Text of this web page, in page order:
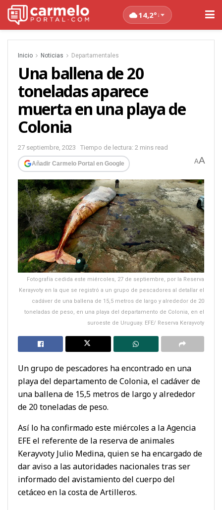
14,2°↓
Inicio Noticias Departamentales
Una ballena de 20
toneladas aparece
muerta en una playa de
Colonia
27 septiembre, 2023 Tiempo de lectura: 2 mins read
Añadir Carmelo Portal en Google AA
Fotografía cedida este miércoles, 27 de septiembre, por la Reserva
Kerayvoty en la que se registró a un grupo de pescadores al detallar el
cadáver de una ballena de 15,5 metros de largo y alrededor de 20
toneladas de peso, en una playa del departamento de Colonia, en el
suroeste de Uruguay. EFE/ Reserva Kerayvoty
Un grupo de pescadores ha encontrado en una
playa del departamento de Colonia, el cadáver de
una ballena de 15,5 metros de largo y alrededor
de 20 toneladas de peso.
Así lo ha confirmado este miércoles a la Agencia
EFE el referente de la reserva de animales
Kerayvoty Julio Medina, quien se ha encargado de
dar aviso a las autoridades nacionales tras ser
informado del avistamiento del cuerpo del
cetáceo en la costa de Artilleros.